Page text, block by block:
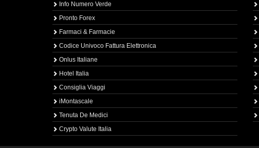
Info Numero Verde
Pronto Forex
Farmaci & Farmacie
Codice Univoco Fattura Elettronica
Onlus Italiane
Hotel Italia
Consiglia Viaggi
iMontascale
Tenuta De Medici
Crypto Valute Italia